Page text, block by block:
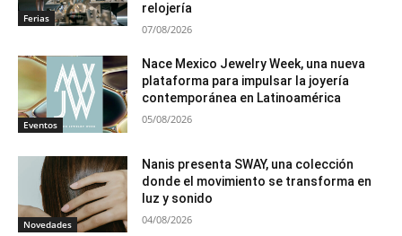
Ferias
relojería
07/08/2026
Eventos
Nace Mexico Jewelry Week, una nueva
plataforma para impulsar la joyería
contemporánea en Latinoamérica
05/08/2026
Novedades
Nanis presenta SWAY, una colección
donde el movimiento se transforma en
luz y sonido
04/08/2026